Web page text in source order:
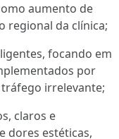
aumento de
regional da clínica;
focando em
por
irrelevante;
claros e
dores estéticas,